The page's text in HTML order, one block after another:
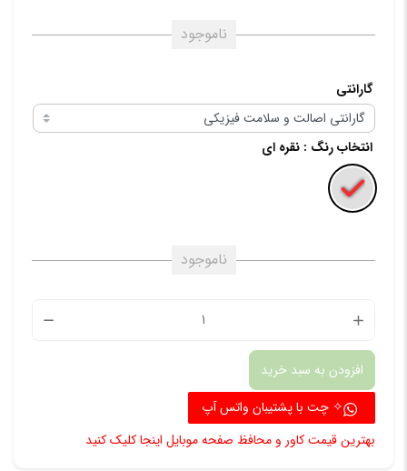
ناموجود
گارانتی
انتخاب رنگ : نقره ای
ناموجود
افزودن به سبد خرید
✧ چت با پشتیبان واتس آپ
بهترین قیمت کاور و محافظ صفحه موبایل اینجا کلیک کنید